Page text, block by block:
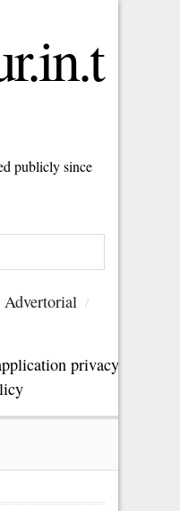
publicly since
Advertorial
privacy